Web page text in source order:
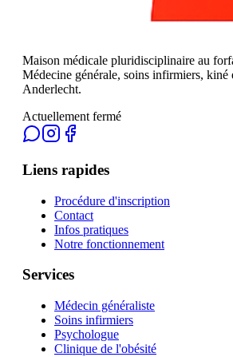
Maison médicale pluridisciplinaire au
Médecine générale, soins infirmiers, kiné
Anderlecht.
Actuellement fermé
Liens rapides
Procédure d'inscription
Contact
Infos pratiques
Notre fonctionnement
Services
Médecin généraliste
Soins infirmiers
Psychologue
Clinique de l'obésité